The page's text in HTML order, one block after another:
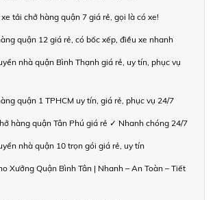
tải chở hàng quận 7 giá rẻ, gọi là có xe!
quận 12 giá rẻ, có bốc xếp, điều xe nhanh
nhà quận Bình Thạnh giá rẻ, uy tín, phục vụ
quận 1 TPHCM uy tín, giá rẻ, phục vụ 24/7
hàng quận Tân Phú giá rẻ ✓ Nhanh chóng 24/7
nhà quận 10 trọn gói giá rẻ, uy tín
Xưởng Quận Bình Tân | Nhanh – An Toàn – Tiết